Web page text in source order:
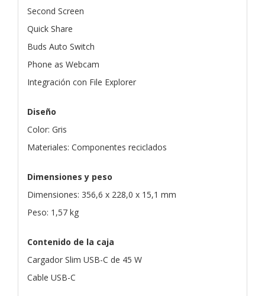
Second Screen
Quick Share
Buds Auto Switch
Phone as Webcam
Integración con File Explorer
Diseño
Color: Gris
Materiales: Componentes reciclados
Dimensiones y peso
Dimensiones: 356,6 x 228,0 x 15,1 mm
Peso: 1,57 kg
Contenido de la caja
Cargador Slim USB-C de 45 W
Cable USB-C